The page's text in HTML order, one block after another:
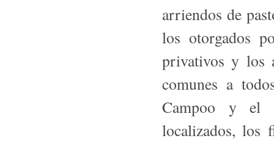
arriendos de
los otorgados
privativos y los
comunes a
Campoo y el
localizados, los